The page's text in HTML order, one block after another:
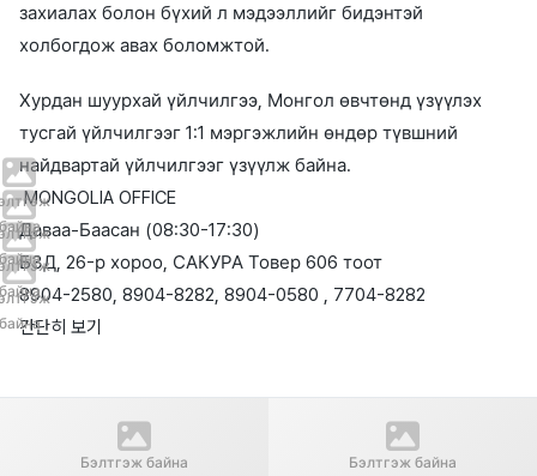
захиалах болон бүхий л мэдээллийг бидэнтэй
холбогдож авах боломжтой.
Хурдан шуурхай үйлчилгээ, Монгол өвчтөнд үзүүлэх
тусгай үйлчилгээг 1:1 мэргэжлийн өндөр түвшний
найдвартай үйлчилгээг үзүүлж байна.
MONGOLIA OFFICE
Даваа-Баасан (08:30-17:30)
БЗД, 26-р хороо, САКУРА Товер 606 тоот
8904-2580, 8904-8282, 8904-0580 , 7704-8282
간단히 보기
Өмнөх нийтлэл
Гангнам Гранд нүдний
эмнэлэгБэлтгэж байна
Дараагийн нийтлэл
" Apex " Гоо сайхны мэс
заслын эмнэлэг Before &
Бэлтгэж байна